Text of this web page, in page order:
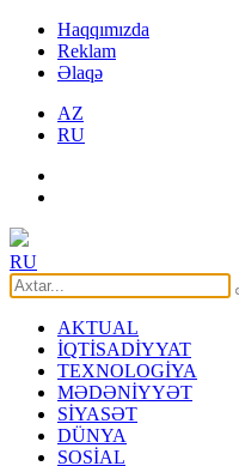
Haqqımızda
Reklam
Əlaqə
AZ
RU
RU
AKTUAL
İQTİSADİYYAT
TEXNOLOGİYA
MƏDƏNİYYƏT
SİYASƏT
DÜNYA
SOSİAL